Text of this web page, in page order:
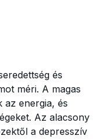
és
méri. A magas
az energia, és
Az alacsony
a depresszív